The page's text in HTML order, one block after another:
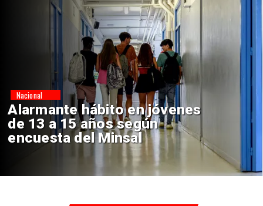
Aprueban creación del Parque
Sebastián Piñera con inversión
de $4 mil millones
Regiones